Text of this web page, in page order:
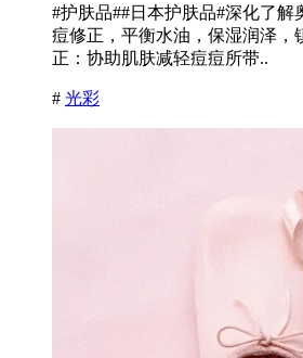
#护肤品##日本护肤品#深化了解
痘修正，平衡水油，保湿润泽，
正：协助肌肤减轻痘痘所带..
# 光彩